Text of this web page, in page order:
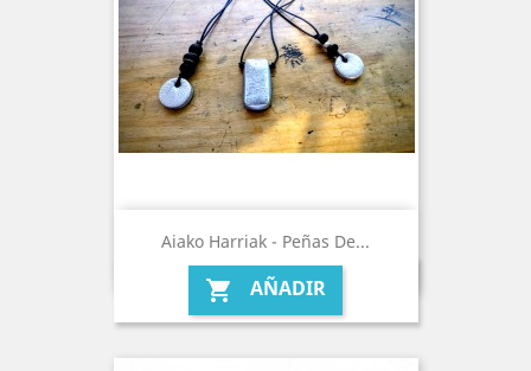
Aiako Harriak - Peñas De...
 AÑADIR